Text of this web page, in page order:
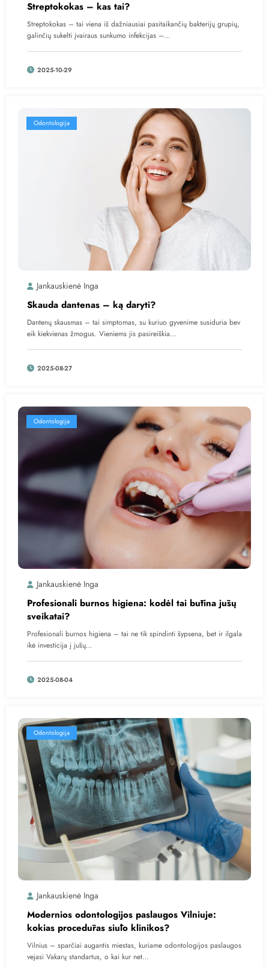
Streptokokas – kas tai?
Streptokokas – tai viena iš dažniausiai pasitaikančių bakterijų grupių,
galinčių sukelti įvairaus sunkumo infekcijas –…
2025-10-29
Odontologija
Jankauskienė Inga
Skauda dantenas – ką daryti?
Dantenų skausmas – tai simptomas, su kuriuo gyvenime susiduria bev
eik kiekvienas žmogus. Vieniems jis pasireiškia…
2025-08-27
Odontologija
Jankauskienė Inga
Profesionali burnos higiena: kodėl tai būtina jūsų
sveikatai?
Profesionali burnos higiena – tai ne tik spindinti šypsena, bet ir ilgala
ikė investicija į jūsų…
2025-08-04
Odontologija
Jankauskienė Inga
Modernios odontologijos paslaugos Vilniuje:
kokias procedūras siūlo klinikos?
Vilnius – sparčiai augantis miestas, kuriame odontologijos paslaugos
vejasi Vakarų standartus, o kai kur net…